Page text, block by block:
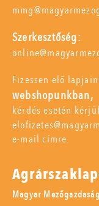
Szerkesztőség:
Fizessen elő
webshopunkban,
kérdés esetén
e-mail címre.
Magyar Mezőgazdaság